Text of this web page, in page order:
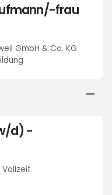
frau
GmbH & Co. KG
d) -
Vollzeit